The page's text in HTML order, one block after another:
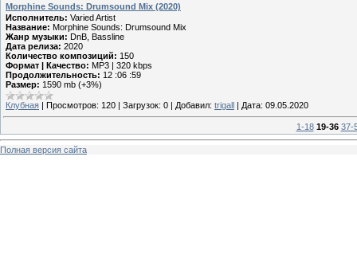
Morphine Sounds: Drumsound Mix (2020)
Исполнитель: Varied Artist
Название: Morphine Sounds: Drumsound Mix
Жанр музыки: DnB, Bassline
Дата релиза: 2020
Количество композиций: 150
Формат | Качество: MP3 | 320 kbps
Продолжительность: 12 :06 :59
Размер: 1590 mb (+3%)
Клубная | Просмотров: 120 | Загрузок: 0 | Добавил: trigall | Дата: 09.05.2020
1-18 19-36 37-
Полная версия сайта